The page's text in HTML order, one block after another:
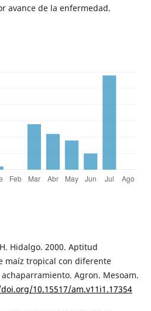
avance de la enfermedad.
Hidalgo. 2000. Aptitud
maíz tropical con diferente
Agron. Mesoam.
10.15517/am.v11i1.17354